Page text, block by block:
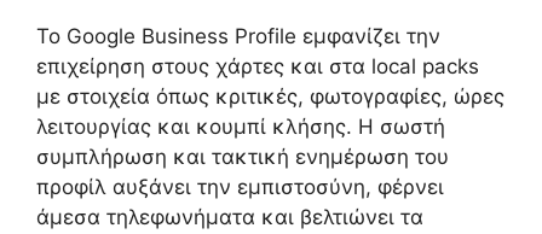
Το Google Business Profile εμφανίζει την
επιχείρηση στους χάρτες και στα local packs
με στοιχεία όπως κριτικές, φωτογραφίες, ώρες
λειτουργίας και κουμπί κλήσης. Η σωστή
συμπλήρωση και τακτική ενημέρωση του
προφίλ αυξάνει την εμπιστοσύνη, φέρνει
άμεσα τηλεφωνήματα και βελτιώνει τα